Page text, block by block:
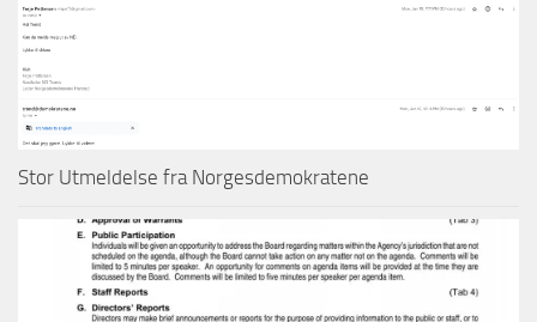
Stor Utmeldelse fra Norgesdemokratene